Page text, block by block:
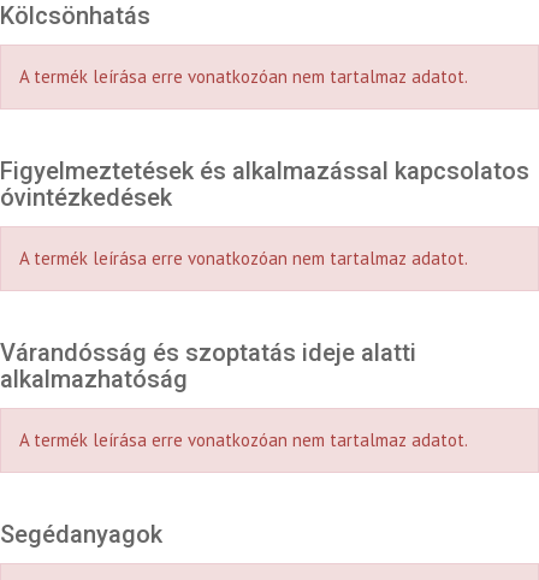
Kölcsönhatás
A termék leírása erre vonatkozóan nem tartalmaz adatot.
Figyelmeztetések és alkalmazással kapcsolatos
óvintézkedések
A termék leírása erre vonatkozóan nem tartalmaz adatot.
Várandósság és szoptatás ideje alatti
alkalmazhatóság
A termék leírása erre vonatkozóan nem tartalmaz adatot.
Segédanyagok